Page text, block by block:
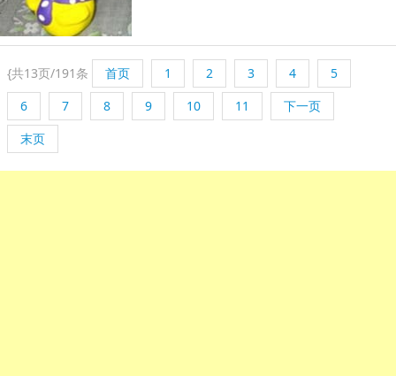
{共13页/191条 首页 1 2 3 4
5
6
7 8 9 10 11
下一页
末页